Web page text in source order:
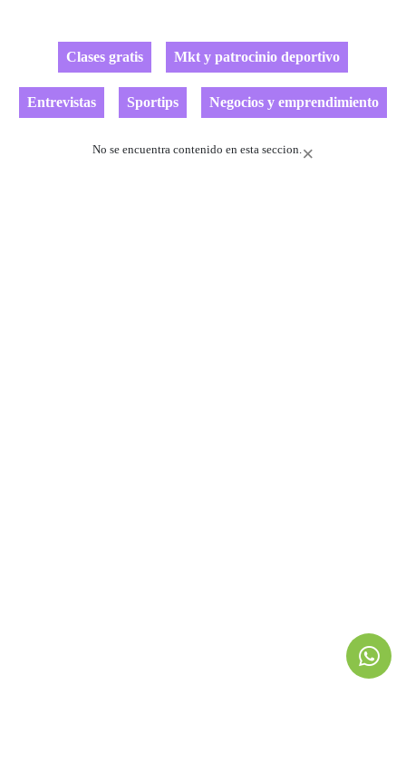
Clases gratis Mkt y patrocinio deportivo
Entrevistas Sportips Negocios y emprendimiento
×
No se encuentra contenido en esta seccion.